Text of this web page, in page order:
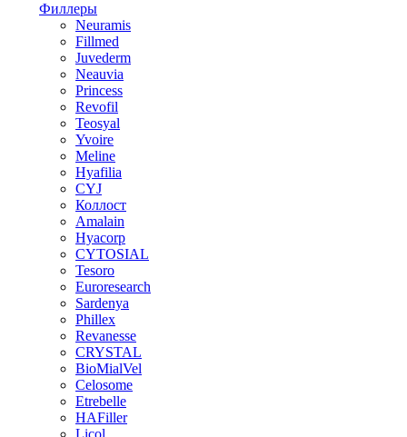
Филлеры
Neuramis
Fillmed
Juvederm
Neauvia
Princess
Revofil
Teosyal
Yvoire
Meline
Hyafilia
CYJ
Коллост
Amalain
Hyacorp
CYTOSIAL
Tesoro
Euroresearch
Sardenya
Phillex
Revanesse
CRYSTAL
BioMialVel
Celosome
Etrebelle
HAFiller
Licol